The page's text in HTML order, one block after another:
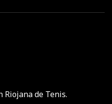
Riojana de Tenis.